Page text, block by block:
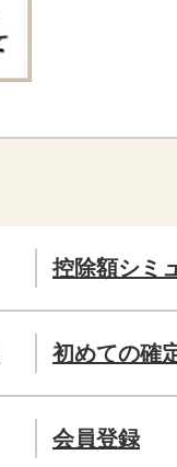
控除額シミ
初めての確
会員登録